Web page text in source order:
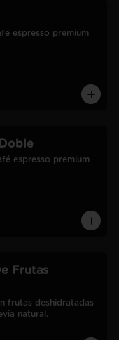
espresso premium
espresso premium
Frutas
frutas deshidratadas
natural.